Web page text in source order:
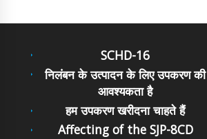
SCHD-16
निलंबन के उत्पादन के लिए उपकरण की
आवश्यकता है
हम उपकरण खरीदना चाहते हैं
Affecting of the SJP-8CD